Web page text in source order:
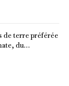
de terre préférée
du